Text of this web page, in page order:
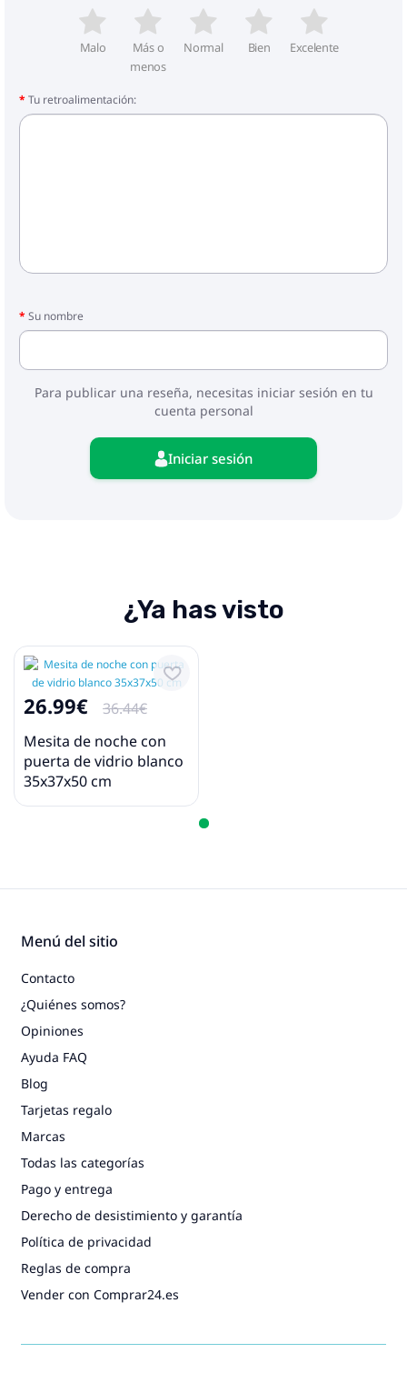
Malo
Más o
menos
Normal Bien Excelente
Tu retroalimentación:
Su nombre
Para publicar una reseña, necesitas iniciar sesión en tu
cuenta personal
Iniciar sesión
¿Ya has visto
26.99€
36.44€
Mesita de noche con
puerta de vidrio blanco
35x37x50 cm
Menú del sitio
Contacto
¿Quiénes somos?
Opiniones
Ayuda FAQ
Blog
Tarjetas regalo
Marcas
Todas las categorías
Pago y entrega
Derecho de desistimiento y garantía
Política de privacidad
Reglas de compra
Vender con Comprar24.es